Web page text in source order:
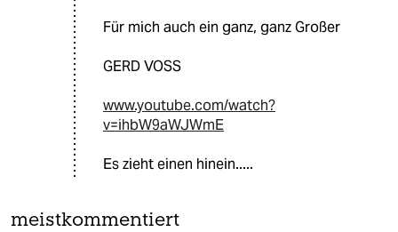
Für mich auch ein ganz, ganz Großer
GERD VOSS
www.youtube.com/watch?
v=ihbW9aWJWmE
Es zieht einen hinein.....
meistkommentiert